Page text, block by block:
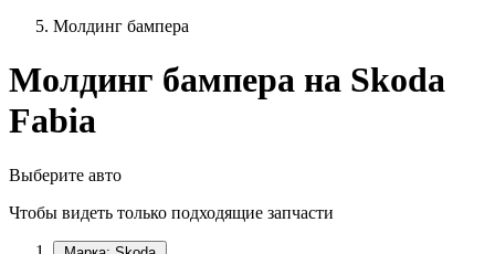
Молдинг бампера
Молдинг бампера на Skoda
Fabia
Выберите авто
Чтобы видеть только подходящие запчасти